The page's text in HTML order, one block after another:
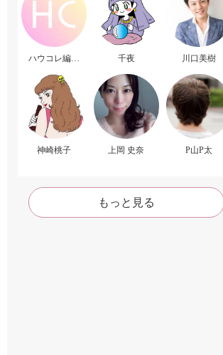
ハウコレ編集
千夜 川口美樹
神崎桃子 上岡 史奈 P山P太
もっと見る